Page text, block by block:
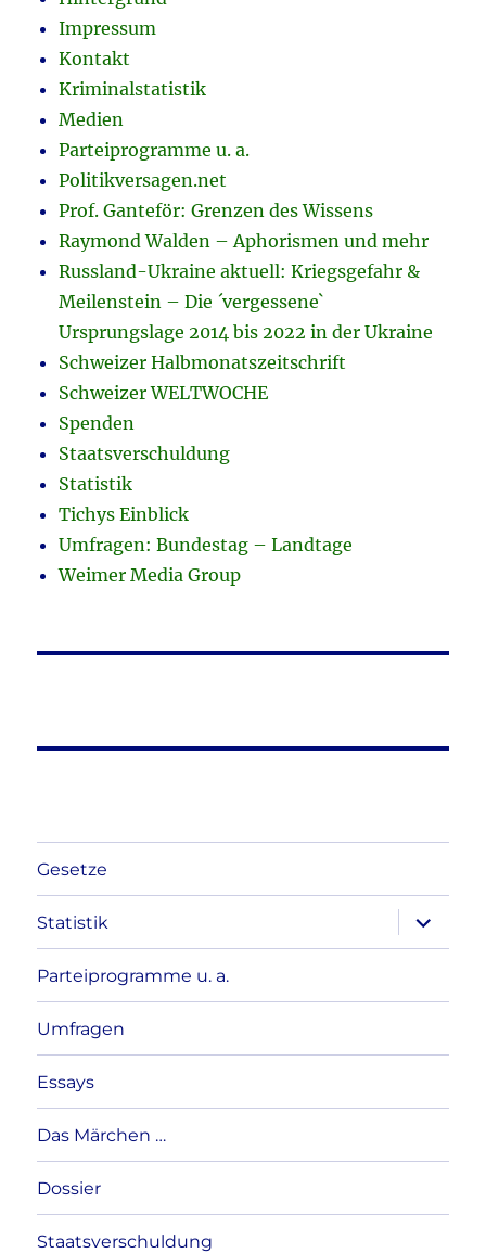
Impressum
Kontakt
Kriminalstatistik
Medien
Parteiprogramme u. a.
Politikversagen.net
Prof. Ganteför: Grenzen des Wissens
Raymond Walden – Aphorismen und mehr
Russland-Ukraine aktuell: Kriegsgefahr &
Meilenstein – Die ´vergessene`
Ursprungslage 2014 bis 2022 in der Ukraine
Schweizer Halbmonatszeitschrift
Schweizer WELTWOCHE
Spenden
Staatsverschuldung
Statistik
Tichys Einblick
Umfragen: Bundestag – Landtage
Weimer Media Group
Gesetze
Statistik
anzeigen
Parteiprogramme u. a.
Umfragen
Essays
Das Märchen …
Dossier
Staatsverschuldung